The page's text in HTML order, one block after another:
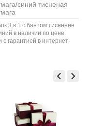
синий тисненая
3 в 1 с бантом тиснение
в наличии по цене
с гарантией в интернет-